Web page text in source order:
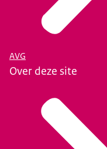
AVG
Over deze site